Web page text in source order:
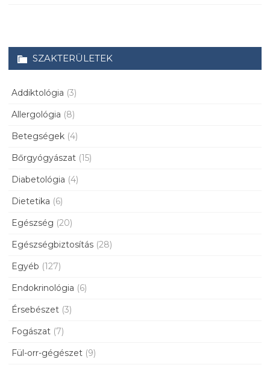
SZAKTERÜLETEK
Addiktológia (3)
Allergológia (8)
Betegségek (4)
Bőrgyógyászat (15)
Diabetológia (4)
Dietetika (6)
Egészség (20)
Egészségbiztosítás (28)
Egyéb (127)
Endokrinológia (6)
Érsebészet (3)
Fogászat (7)
Fül-orr-gégészet (9)